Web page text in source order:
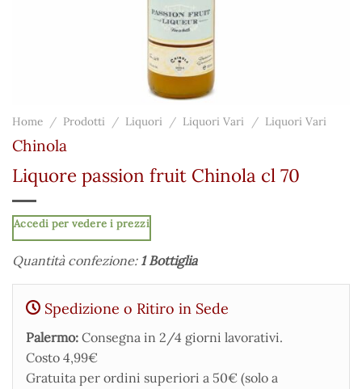
Home / Prodotti / Liquori / Liquori Vari / Liquori Vari
Chinola
Liquore passion fruit Chinola cl 70
Accedi per vedere i prezzi
Quantità confezione: 1 Bottiglia
Spedizione o Ritiro in Sede
Palermo: Consegna in 2/4 giorni lavorativi.
Costo 4,99€
Gratuita per ordini superiori a 50€ (solo a